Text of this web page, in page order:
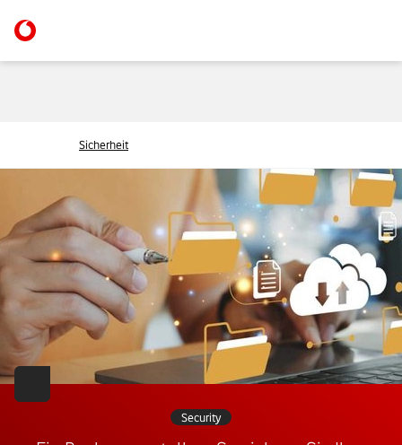
Sicherheit
Security